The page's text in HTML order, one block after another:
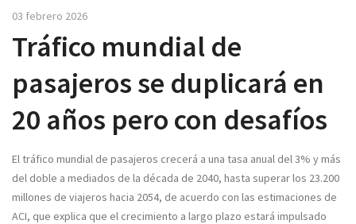
03 febrero 2026
Tráfico mundial de
pasajeros se duplicará en
20 años pero con desafíos
El tráfico mundial de pasajeros crecerá a una tasa anual del 3% y más
del doble a mediados de la década de 2040, hasta superar los 23.200
millones de viajeros hacia 2054, de acuerdo con las estimaciones de
ACI, que explica que el crecimiento a largo plazo estará impulsado